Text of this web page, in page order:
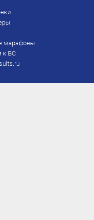
марафоны
к ВС